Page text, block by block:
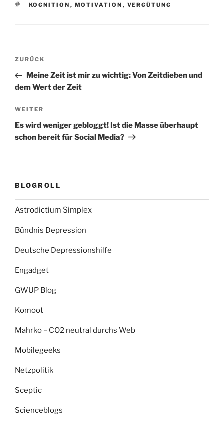
SCHLAGWÖRTER
KOGNITION , MOTIVATION , VERGÜTUNG
Beitragsnavigation
Vorheriger
Beitrag
ZURÜCK
Meine Zeit ist mir zu wichtig: Von Zeitdieben und
dem Wert der Zeit
Nächster
Beitrag
WEITER
Es wird weniger gebloggt! Ist die Masse überhaupt
schon bereit für Social Media?
BLOGROLL
Astrodictium Simplex
Bündnis Depression
Deutsche Depressionshilfe
Engadget
GWUP Blog
Komoot
Mahrko – CO2 neutral durchs Web
Mobilegeeks
Netzpolitik
Sceptic
Scienceblogs